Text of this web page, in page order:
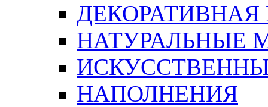
ДЕКОРАТИВНАЯ
НАТУРАЛЬНЫЕ
НАПОЛНЕНИЯ